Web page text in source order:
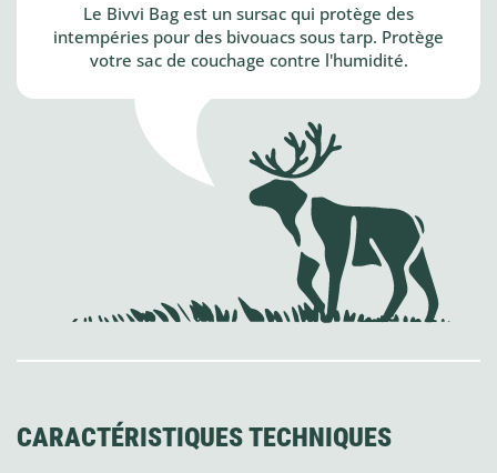
Le Bivvi Bag est un sursac qui protège des
intempéries pour des bivouacs sous tarp. Protège
votre sac de couchage contre l'humidité.
CARACTÉRISTIQUES TECHNIQUES